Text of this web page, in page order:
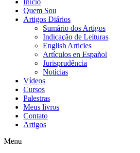
Início
Quem Sou
Artigos Diários
Sumário dos Artigos
Indicação de Leituras
English Articles
Artículos en Español
Jurisprudência
Notícias
Vídeos
Cursos
Palestras
Meus livros
Contato
Artigos
Menu